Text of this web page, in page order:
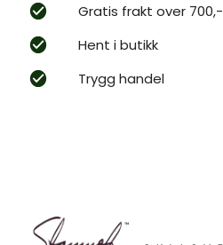
Gratis frakt over 700,-
Hent i butikk
Trygg handel